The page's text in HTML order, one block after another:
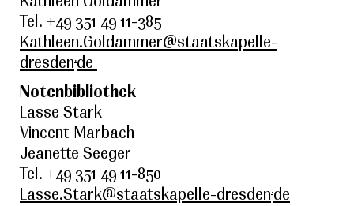
Tel. +49 351 49 11-385
Kathleen.Goldammer@staatskapelle-
dresden.de
Notenbibliothek
Lasse Stark
Vincent Marbach
Jeanette Seeger
Tel. +49 351 49 11-850
Lasse.Stark@staatskapelle-dresden.de